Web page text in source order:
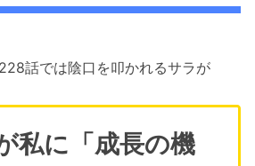
話では陰口を叩かれるサラが
私に「成長の機